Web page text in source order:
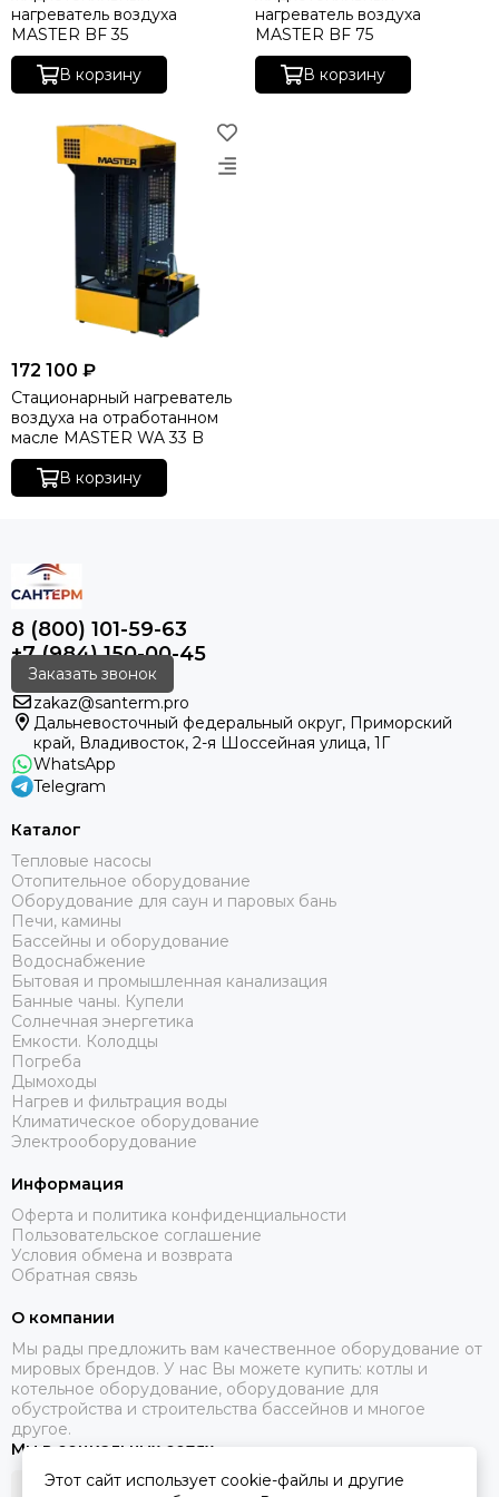
нагреватель воздуха
MASTER BF 35
В корзину
нагреватель воздуха
MASTER BF 75
В корзину
172 100 ₽
Стационарный нагреватель
воздуха на отработанном
масле MASTER WA 33 B
В корзину
8 (800) 101-59-63
+7 (984) 150-00-45
Заказать звонок
zakaz@santerm.pro
Дальневосточный федеральный округ, Приморский
край, Владивосток, 2-я Шоссейная улица, 1Г
WhatsApp
Telegram
Каталог
Тепловые насосы
Отопительное оборудование
Оборудование для саун и паровых бань
Печи, камины
Бассейны и оборудование
Водоснабжение
Бытовая и промышленная канализация
Банные чаны. Купели
Солнечная энергетика
Емкости. Колодцы
Погреба
Дымоходы
Нагрев и фильтрация воды
Климатическое оборудование
Электрооборудование
Информация
Оферта и политика конфиденциальности
Пользовательское соглашение
Условия обмена и возврата
Обратная связь
О компании
Мы рады предложить вам качественное оборудование от
мировых брендов. У нас Вы можете купить: котлы и
котельное оборудование, оборудование для
обустройства и строительства бассейнов и многое
другое.
Мы в социальных сетях
Этот сайт использует cookie-файлы и другие